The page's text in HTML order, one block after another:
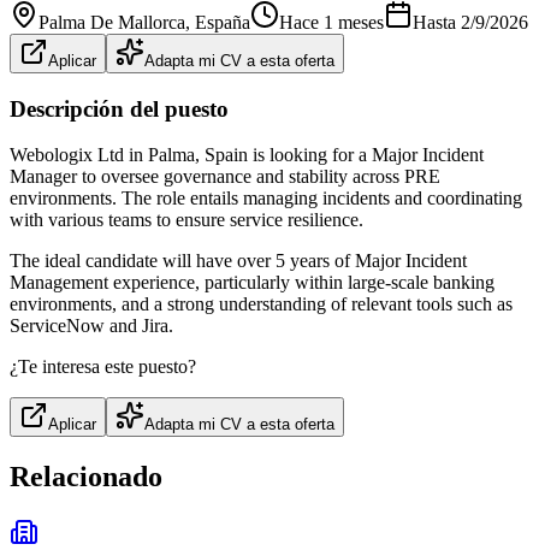
Palma De Mallorca, España Hace 1 meses Hasta 2/9/2026
Aplicar Adapta mi CV a esta oferta
Descripción del puesto
Webologix Ltd in Palma, Spain is looking for a Major Incident
Manager to oversee governance and stability across PRE
environments. The role entails managing incidents and coordinating
with various teams to ensure service resilience.
The ideal candidate will have over 5 years of Major Incident
Management experience, particularly within large-scale banking
environments, and a strong understanding of relevant tools such as
ServiceNow and Jira.
¿Te interesa este puesto?
Aplicar Adapta mi CV a esta oferta
Relacionado